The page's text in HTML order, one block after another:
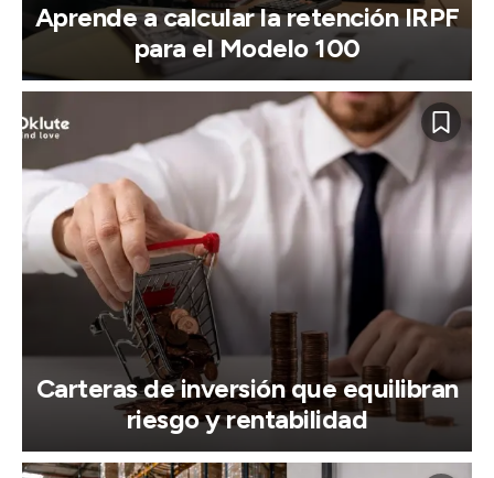
Aprende a calcular la retención IRPF
para el Modelo 100
Carteras de inversión que equilibran
riesgo y rentabilidad